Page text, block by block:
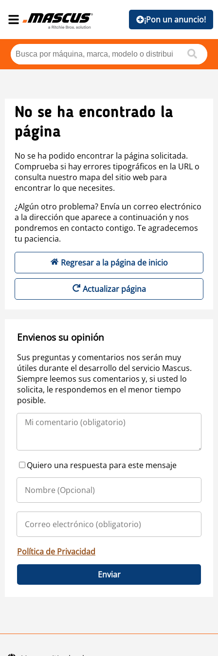
¡Pon un anuncio!
No se ha encontrado la
página
No se ha podido encontrar la página solicitada.
Comprueba si hay errores tipográficos en la URL o
consulta nuestro mapa del sitio web para
encontrar lo que necesites.
¿Algún otro problema? Envía un correo electrónico
a la dirección que aparece a continuación y nos
pondremos en contacto contigo. Te agradecemos
tu paciencia.
Regresar a la página de inicio
Actualizar página
Envienos su opinión
Sus preguntas y comentarios nos serán muy
útiles durante el desarrollo del servicio Mascus.
Siempre leemos sus comentarios y, si usted lo
solicita, le respondemos en el menor tiempo
posible.
Quiero una respuesta para este mensaje
Política de Privacidad
Enviar